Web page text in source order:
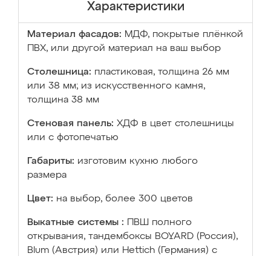
Характеристики
Материал фасадов: МДФ, покрытые плёнкой
ПВХ, или другой материал на ваш выбор
Столешница: пластиковая, толщина 26 мм
или 38 мм; из искусственного камня,
толщина 38 мм
Стеновая панель: ХДФ в цвет столешницы
или с фотопечатью
Габариты: изготовим кухню любого
размера
Цвет: на выбор, более 300 цветов
Выкатные системы :
ПВШ полного
открывания, тандембоксы BOYARD (Россия),
Blum (Австрия) или Hettich (Германия) с